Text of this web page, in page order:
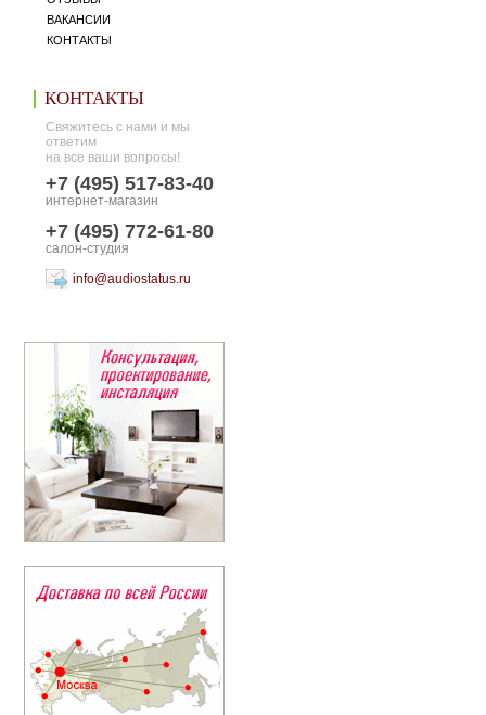
ВАКАНСИИ
КОНТАКТЫ
КОНТАКТЫ
Свяжитесь с нами и мы
ответим
на все ваши вопросы!
+7 (495) 517-83-40
интернет-магазин
+7 (495) 772-61-80
салон-студия
info@audiostatus.ru